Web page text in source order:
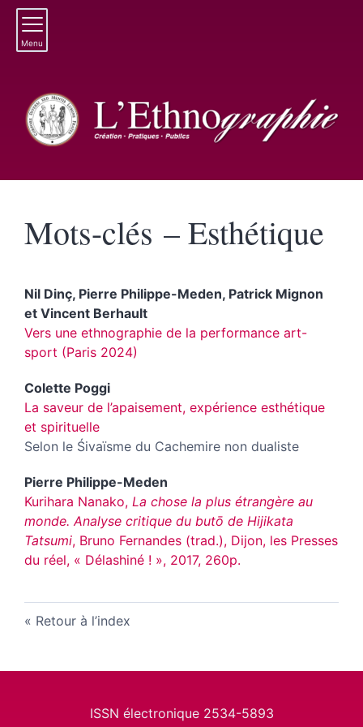
Menu
Mots-clés – Esthétique
Nil Dinç, Pierre Philippe-Meden, Patrick Mignon
et Vincent Berhault
Vers une ethnographie de la performance art-
sport (Paris 2024)
Colette Poggi
La saveur de l’apaisement, expérience esthétique
et spirituelle
Selon le Śivaïsme du Cachemire non dualiste
Pierre Philippe-Meden
Kurihara Nanako, La chose la plus étrangère au
monde. Analyse critique du butō de Hijikata
Tatsumi, Bruno Fernandes (trad.), Dijon, les Presses
du réel, « Délashiné ! », 2017, 260p.
Retour à l’index
ISSN électronique 2534-5893